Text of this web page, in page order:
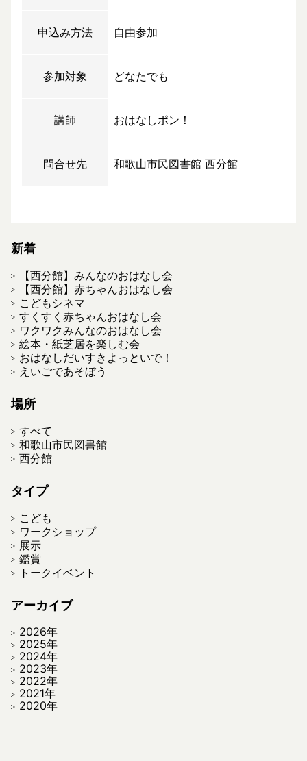
申込み方法 自由参加
参加対象 どなたでも
講師 おはなしポン！
問合せ先 和歌山市民図書館 西分館
新着
【西分館】みんなのおはなし会
【西分館】赤ちゃんおはなし会
こどもシネマ
すくすく赤ちゃんおはなし会
ワクワクみんなのおはなし会
絵本・紙芝居を楽しむ会
おはなしだいすきよっといで！
えいごであそぼう
場所
すべて
和歌山市民図書館
西分館
タイプ
こども
ワークショップ
展示
鑑賞
トークイベント
アーカイブ
2026年
2025年
2024年
2023年
2022年
2021年
2020年